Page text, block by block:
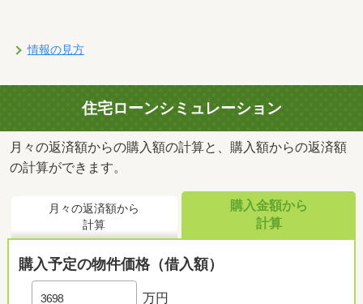
情報の見方
住宅ローンシミュレーション
月々の返済額からの購入額の計算と、購入額からの返済額
の計算ができます。
月々の返済額から
計算
購入金額から
計算
購入予定の物件価格（借入額）
万円